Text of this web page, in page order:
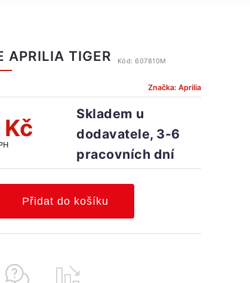
APRILIA TIGER Kód: 607810M
Značka: Aprilia
Skladem u
dodavatele, 3-6
pracovních dní
Přidat do košíku